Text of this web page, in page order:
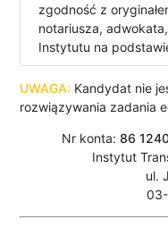
zgodność z
notariusza,
Instytutu na
UWAGA: Kandydat nie
rozwiązywania zadania
Nr konta: 86
Instytut
ul.